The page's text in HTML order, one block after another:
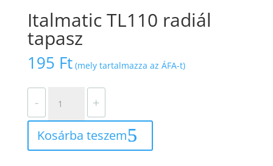
Italmatic TL110 radiál
tapasz
195 Ft (mely tartalmazza az ÁFA-t)
-
TL110
radiál
tapasz
mennyiség
+
Kosárba teszem